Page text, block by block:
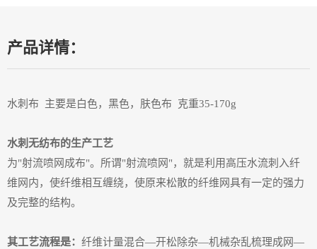
产品详情：
水刺布 主要是白色，黑色，肤色布 克重35-170g
水刺无纺布的生产工艺
为"射流喷网成布"。所谓"射流喷网"，就是利用高压水流刺入纤
维网内，使纤维相互缠绕，使原来松散的纤维网具有一定的强力
及完整的结构。
其工艺流程是： 纤维计量混合—开松除杂—机械杂乱梳理成网—